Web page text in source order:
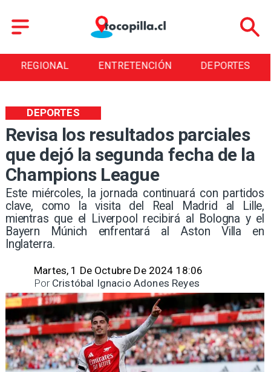
REGIONAL ENTRETENCIÓN DEPORTES
Revisa los resultados parciales
que dejó la segunda fecha de la
Champions League
​Este miércoles, la jornada continuará con partidos
clave, como la visita del Real Madrid al Lille,
mientras que el Liverpool recibirá al Bologna y el
Bayern Múnich enfrentará al Aston Villa en
Inglaterra.
DEPORTES
Martes, 1 De Octubre De 2024 18:06
Cristóbal Ignacio Adones Reyes
Por